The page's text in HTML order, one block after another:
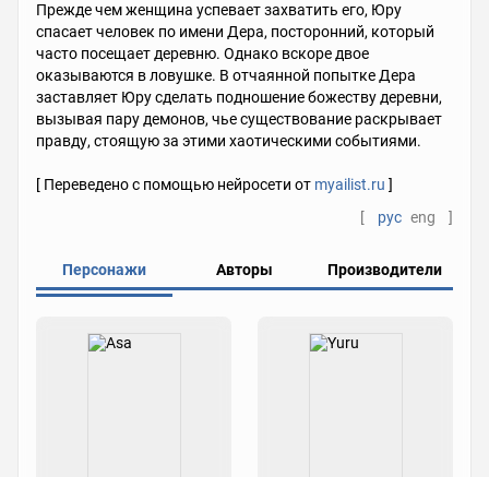
Прежде чем женщина успевает захватить его, Юру
спасает человек по имени Дера, посторонний, который
часто посещает деревню. Однако вскоре двое
оказываются в ловушке. В отчаянной попытке Дера
заставляет Юру сделать подношение божеству деревни,
вызывая пару демонов, чье существование раскрывает
правду, стоящую за этими хаотическими событиями.
[ Переведено с помощью нейросети от myailist.ru ]
[
рус eng ]
Персонажи Авторы Производители